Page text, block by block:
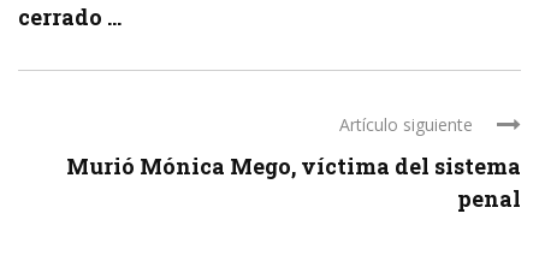
cerrado ...
Artículo siguiente
Murió Mónica Mego, víctima del sistema
penal